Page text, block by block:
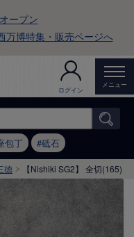
ープン
万博特集・販売ページへ
ログイン
メニュー
包丁 砥石
徳 【Nishiki SG2】 全切(165)